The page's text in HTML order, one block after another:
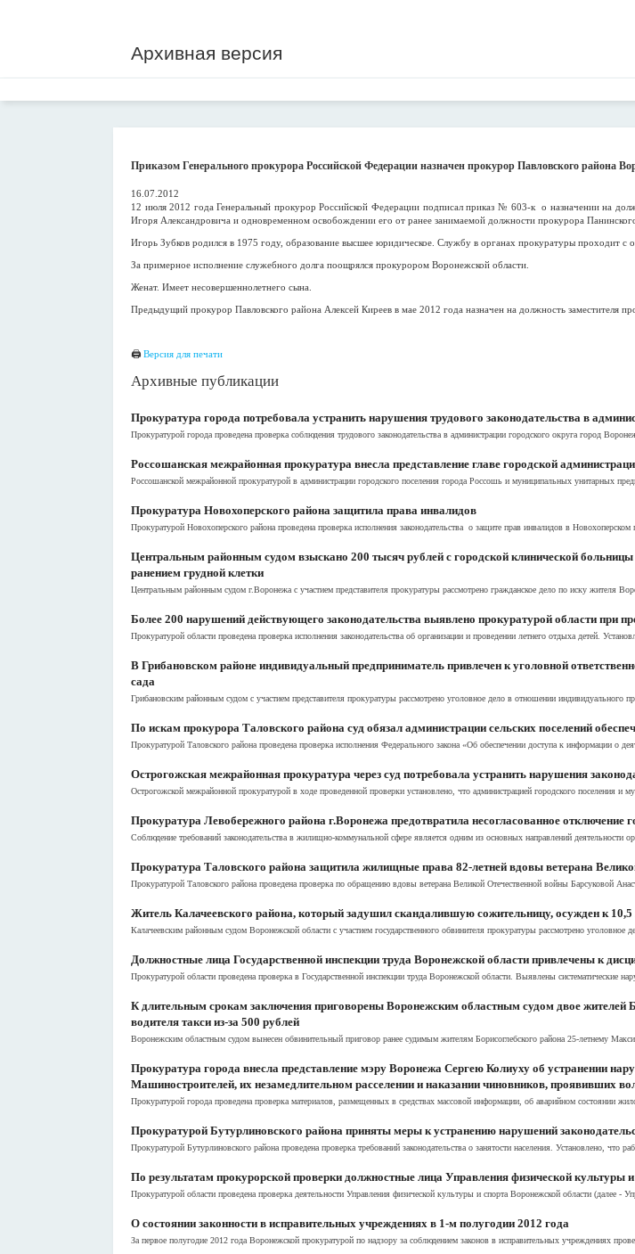
Архивная версия
Приказом Генерального прокурора Российской Федерации назначен прокурор Павловского района
16.07.2012
12 июля 2012 года Генеральный прокурор Российской Федерации подписал приказ № 603-к о назначении на
Игоря Александровича и одновременном освобождении его от ранее занимаемой должности прокурора
Игорь Зубков родился в 1975 году, образование высшее юридическое. Службу в органах прокуратуры проходит с
За примерное исполнение служебного долга поощрялся прокурором Воронежской области.
Женат. Имеет несовершеннолетнего сына.
Предыдущий прокурор Павловского района Алексей Киреев в мае 2012 года назначен на должность заместителя
🖨 Версия для печати
Архивные публикации
Прокуратура города потребовала устранить нарушения трудового законодательства в
Прокуратурой города проведена проверка соблюдения трудового законодательства в администрации городского округа город
Россошанская межрайонная прокуратура внесла представление главе городской
Россошанской межрайонной прокуратурой в администрации городского поселения города Россошь и муниципальных унитарных
Прокуратура Новохоперского района защитила права инвалидов
Прокуратурой Новохоперского района проведена проверка исполнения законодательства о защите прав инвалидов в
Центральным районным судом взыскано 200 тысяч рублей с городской клинической
ранением грудной клетки
Центральным районным судом г.Воронежа с участием представителя прокуратуры рассмотрено гражданское дело по иску жителя
Более 200 нарушений действующего законодательства выявлено прокуратурой области при
Прокуратурой области проведена проверка исполнения законодательства об организации и проведении летнего отдыха детей.
В Грибановском районе индивидуальный предприниматель привлечен к уголовной
сада
Грибановским районным судом с участием представителя прокуратуры рассмотрено уголовное дело в отношении
По искам прокурора Таловского района суд обязал администрации сельских поселений
Прокуратурой Таловского района проведена проверка исполнения Федерального закона «Об обеспечении доступа к информации о
Острогожская межрайонная прокуратура через суд потребовала устранить нарушения
Острогожской межрайонной прокуратурой в ходе проведенной проверки установлено, что администрацией городского поселения и
Прокуратура Левобережного района г.Воронежа предотвратила несогласованное
Соблюдение требований законодательства в жилищно-коммунальной сфере является одним из основных направлений деятельности
Прокуратура Таловского района защитила жилищные права 82-летней вдовы ветерана
Прокуратурой Таловского района проведена проверка по обращению вдовы ветерана Великой Отечественной войны Барсуковой
Житель Калачеевского района, который задушил скандалившую сожительницу, осужден к
Калачеевским районным судом Воронежской области с участием государственного обвинителя прокуратуры рассмотрено
Должностные лица Государственной инспекции труда Воронежской области привлечены к
Прокуратурой области проведена проверка в Государственной инспекции труда Воронежской области. Выявлены систематические
К длительным срокам заключения приговорены Воронежским областным судом двое жителей
водителя такси из-за 500 рублей
Воронежским областным судом вынесен обвинительный приговор ранее судимым жителям Борисоглебского района 25-летнему
Прокуратура города внесла представление мэру Воронежа Сергею Колиуху об устранении
Машиностроителей, их незамедлительном расселении и наказании чиновников, проявивших
Прокуратурой города проведена проверка материалов, размещенных в средствах массовой информации, об аварийном состоянии
Прокуратурой Бутурлиновского района приняты меры к устранению нарушений
Прокуратурой Бутурлиновского района проведена проверка требований законодательства о занятости населения. Установлено, что
По результатам прокурорской проверки должностные лица Управления физической культуры
Прокуратурой области проведена проверка деятельности Управления физической культуры и спорта Воронежской области (далее
О состоянии законности в исправительных учреждениях в 1-м полугодии 2012 года
За первое полугодие 2012 года Воронежской прокуратурой по надзору за соблюдением законов в исправительных учреждениях